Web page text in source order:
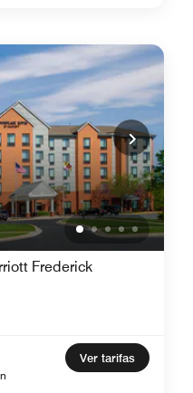
Frederick
Ver tarifas